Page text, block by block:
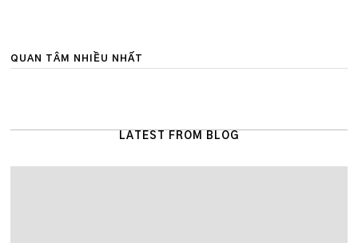
QUAN TÂM NHIỀU NHẤT
LATEST FROM BLOG